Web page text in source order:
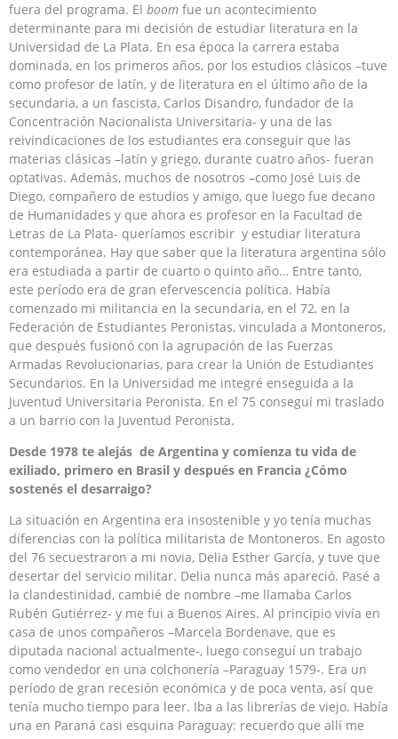
fuera del programa. El boom fue un acontecimiento
determinante para mi decisión de estudiar literatura en la
Universidad de La Plata. En esa época la carrera estaba
dominada, en los primeros años, por los estudios clásicos –tuve
como profesor de latín, y de literatura en el último año de la
secundaria, a un fascista, Carlos Disandro, fundador de la
Concentración Nacionalista Universitaria- y una de las
reivindicaciones de los estudiantes era conseguir que las
materias clásicas –latín y griego, durante cuatro años- fueran
optativas. Además, muchos de nosotros –como José Luis de
Diego, compañero de estudios y amigo, que luego fue decano
de Humanidades y que ahora es profesor en la Facultad de
Letras de La Plata- queríamos escribir y estudiar literatura
contemporánea. Hay que saber que la literatura argentina sólo
era estudiada a partir de cuarto o quinto año… Entre tanto,
este período era de gran efervescencia política. Había
comenzado mi militancia en la secundaria, en el 72, en la
Federación de Estudiantes Peronistas, vinculada a Montoneros,
que después fusionó con la agrupación de las Fuerzas
Armadas Revolucionarias, para crear la Unión de Estudiantes
Secundarios. En la Universidad me integré enseguida a la
Juventud Universitaria Peronista. En el 75 conseguí mi traslado
a un barrio con la Juventud Peronista.
Desde 1978 te alejás de Argentina y comienza tu vida de
exiliado, primero en Brasil y después en Francia ¿Cómo
sostenés el desarraigo?
La situación en Argentina era insostenible y yo tenía muchas
diferencias con la política militarista de Montoneros. En agosto
del 76 secuestraron a mi novia, Delia Esther García, y tuve que
desertar del servicio militar. Delia nunca más apareció. Pasé a
la clandestinidad, cambié de nombre –me llamaba Carlos
Rubén Gutiérrez- y me fui a Buenos Aires. Al principio vivía en
casa de unos compañeros –Marcela Bordenave, que es
diputada nacional actualmente-, luego conseguí un trabajo
como vendedor en una colchonería –Paraguay 1579-. Era un
período de gran recesión económica y de poca venta, así que
tenía mucho tiempo para leer. Iba a las librerías de viejo. Había
una en Paraná casi esquina Paraguay: recuerdo que allí me